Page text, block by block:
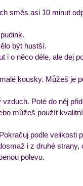
směs asi 10 minut
být hustší.
i o něco déle, ale dej
kousky. Můžeš je
Poté do něj
můžeš použít
podle velikosti
i z druhé strany,
polevu.